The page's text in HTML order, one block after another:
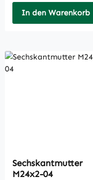
In den Warenkorb
Sechskantmutter
M24x2-04